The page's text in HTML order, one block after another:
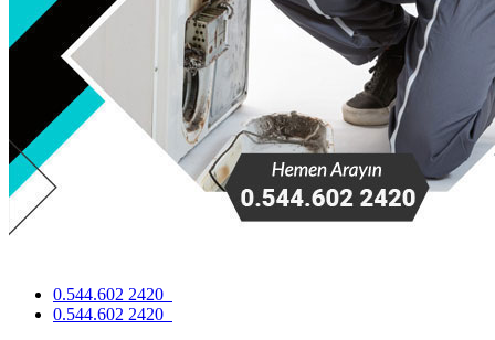
0.544.602 2420
0.544.602 2420